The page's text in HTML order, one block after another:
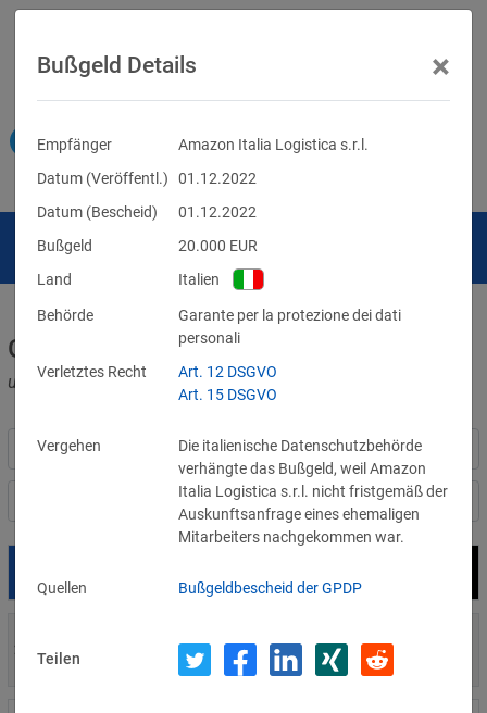
Geldbußen für DSGVO-Verstöße
und für Verletzungen anderer Datenschutzgesetze
Nach Land filtern
29.07.2026
»Details
Privatperson
Bußgeld Details ×
Empfänger
Amazon Italia Logistica s.r.l.
Datum (Veröffentl.)
01.12.2022
Datum (Bescheid)
01.12.2022
Bußgeld
20.000 EUR
Land
Italien
Behörde
Garante per la protezione dei dati
personali
Verletztes Recht
Art. 12 DSGVO
Art. 15 DSGVO
Vergehen
Die italienische Datenschutzbehörde
verhängte das Bußgeld, weil Amazon
Italia Logistica s.r.l. nicht fristgemäß der
Auskunftsanfrage eines ehemaligen
Mitarbeiters nachgekommen war.
Quellen Bußgeldbescheid der GPDP
Teilen